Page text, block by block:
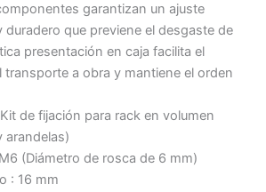
garantizan un ajuste
duradero que previene el desgaste de
presentación en caja facilita el
transporte a obra y mantiene el orden
de fijación para rack en volumen
arandelas)
(Diámetro de rosca de 6 mm)
: 16 mm